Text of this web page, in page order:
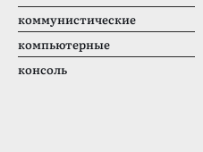
коммунистические
компьютерные
консоль